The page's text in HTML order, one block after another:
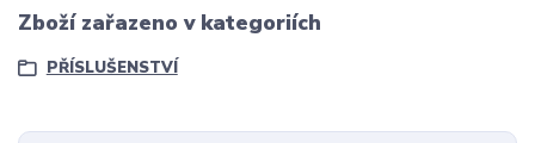
Zboží zařazeno v kategoriích
PŘÍSLUŠENSTVÍ